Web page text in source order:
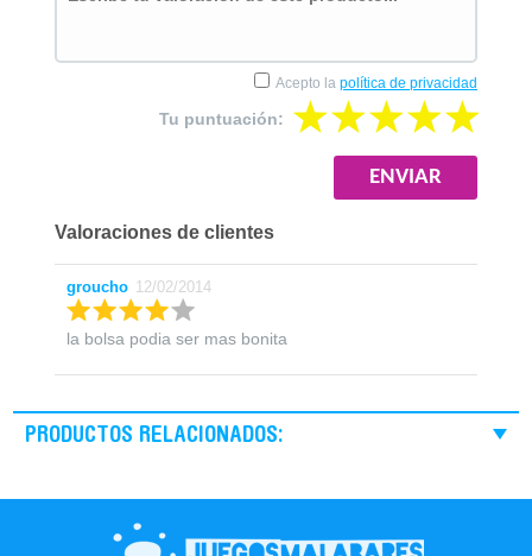
Valoraciones de clientes
Tu puntuación:
Acepto la política de privacidad
groucho 12/02/2014
la bolsa podia ser mas bonita
PRODUCTOS RELACIONADOS: